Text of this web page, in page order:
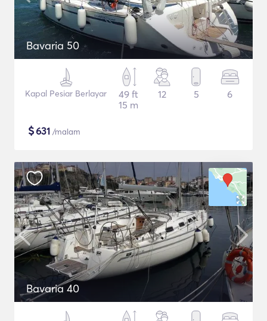
Bavaria 50
Kapal Pesiar Berlayar
49 ft
15 m
12 5 6
$631 /malam
Bavaria 40